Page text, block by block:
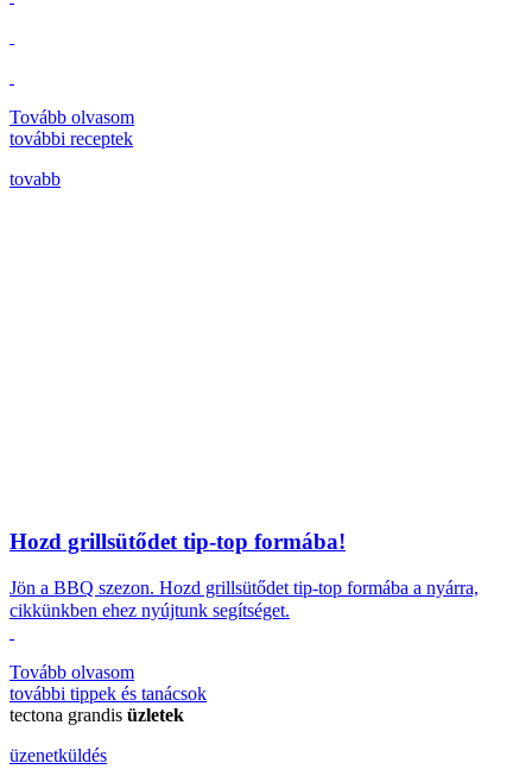
Tovább olvasom
további receptek
tovabb
Hozd grillsütődet tip-top formába!
Jön a BBQ szezon. Hozd grillsütődet tip-top formába a nyárra,
cikkünkben ehez nyújtunk segítséget.
Tovább olvasom
további tippek és tanácsok
tectona grandis üzletek
üzenetküldés